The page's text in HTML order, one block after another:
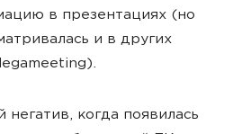
в презентациях (но
и в других
негатив, когда появилась